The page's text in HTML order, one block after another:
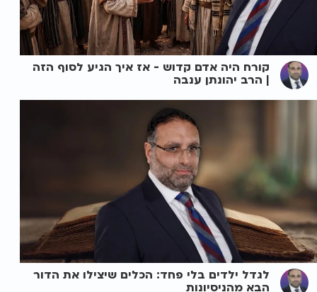
קורח היה אדם קדוש - אז איך הגיע לסוף הזה
| הרב יהונתן ענבה
לגדל ילדים בלי פחד: הכלים שיצילו את הדור
הבא מהניסיונות